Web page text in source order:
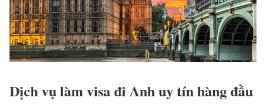
Dịch vụ làm visa đi Anh uy tín hàng đầu